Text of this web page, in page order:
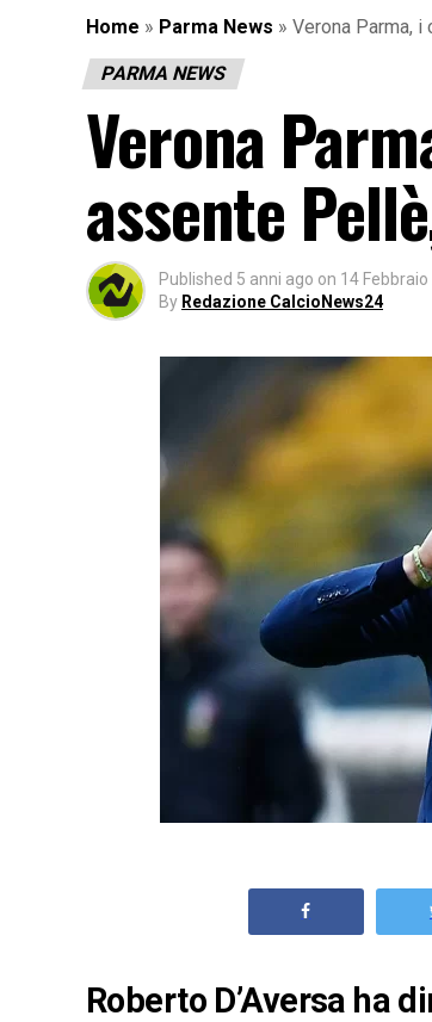
Home » Parma News » Verona Parma, i
PARMA NEWS
Verona
assente
Published 5 anni ago on 14 Febbraio
By Redazione CalcioNews24
Roberto D’Aversa ha